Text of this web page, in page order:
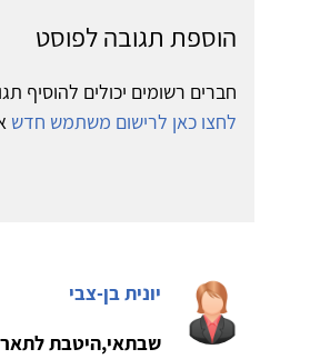
הוספת תגובה לפוסט
חברים רשומים יכולים להוסיף
לחצו כאן לרישום משתמש חדש
יונית בן-צבי
שבתאי,היטבת